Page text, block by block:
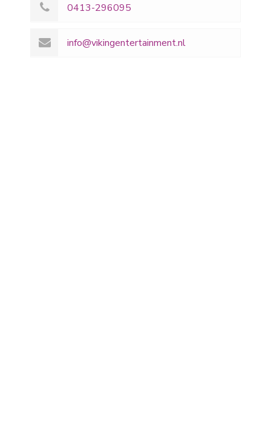
0413-296095
info@vikingentertainment.nl